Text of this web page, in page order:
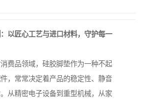
以匠心工艺与进口材料，守护每一
费品领域，硅胶脚垫作为一种不起
，常常决定着产品的稳定性、静音
从精密电子设备到重型机械，从家